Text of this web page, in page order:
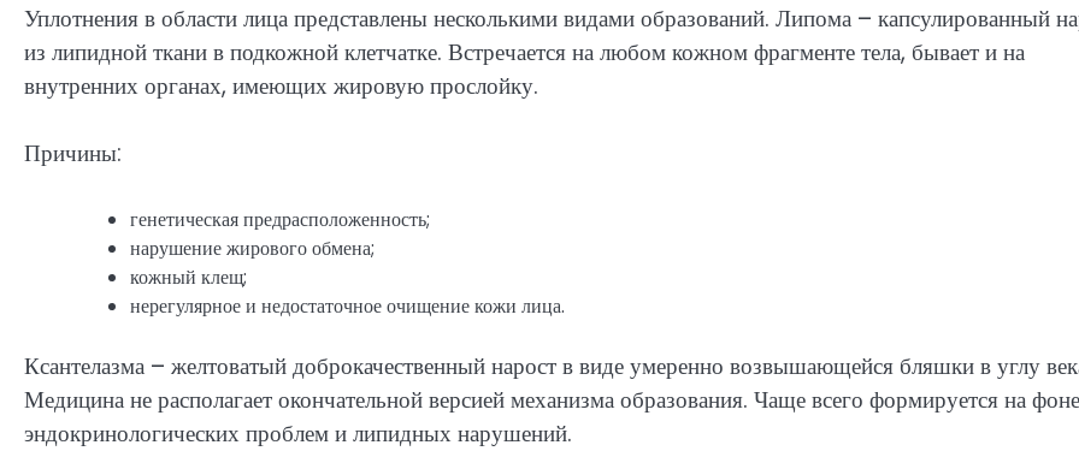
Уплотнения в области лица представлены несколькими видами образований. Липома – капсулированный
из липидной ткани в подкожной клетчатке. Встречается на любом кожном фрагменте тела, бывает и на
внутренних органах, имеющих жировую прослойку.
Причины:
генетическая предрасположенность;
нарушение жирового обмена;
кожный клещ;
нерегулярное и недостаточное очищение кожи лица.
Ксантелазма – желтоватый доброкачественный нарост в виде умеренно возвышающейся бляшки в углу
Медицина не располагает окончательной версией механизма образования. Чаще всего формируется на фоне
эндокринологических проблем и липидных нарушений.